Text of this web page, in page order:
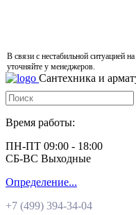
В связи с нестабильной ситуацией
уточняйте у менеджеров.
Сантехника и
Время работы:
ПН-ПТ 09:00 - 18:00
СБ-ВС Выходные
Определение...
+7 (499) 394-34-04